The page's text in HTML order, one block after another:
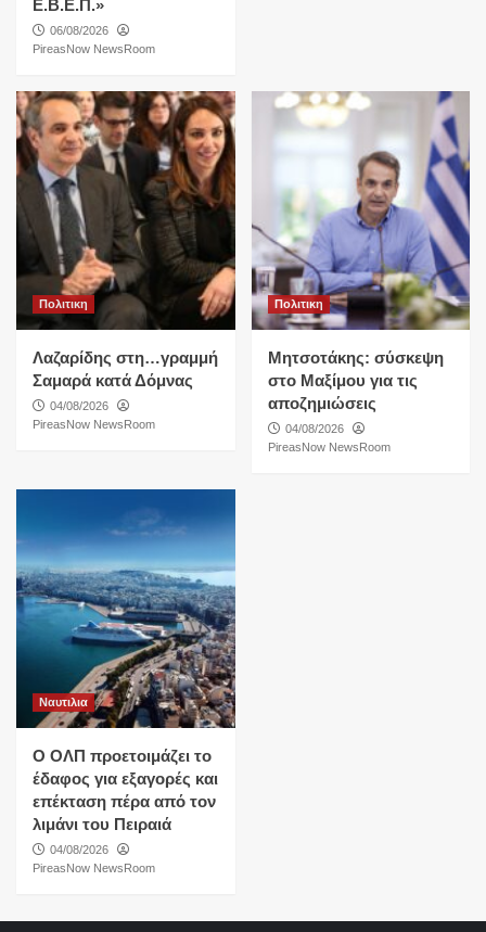
Ε.Β.Ε.Π.»
06/08/2026
PireasNow NewsRoom
Πολιτικη
Λαζαρίδης στη…γραμμή
Σαμαρά κατά Δόμνας
04/08/2026
PireasNow NewsRoom
Πολιτικη
Μητσοτάκης: σύσκεψη
στο Μαξίμου για τις
αποζημιώσεις
04/08/2026
PireasNow NewsRoom
Ναυτιλια
O ΟΛΠ προετοιμάζει το
έδαφος για εξαγορές και
επέκταση πέρα από τον
λιμάνι του Πειραιά
04/08/2026
PireasNow NewsRoom